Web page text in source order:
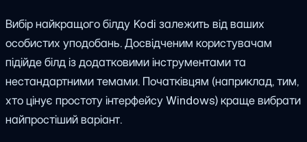
Вибір найкращого білду Kodi залежить від ваших
особистих уподобань. Досвідченим користувачам
підійде білд із додатковими інструментами та
нестандартними темами. Початківцям (наприклад, тим,
хто цінує простоту інтерфейсу Windows) краще вибрати
найпростіший варіант.